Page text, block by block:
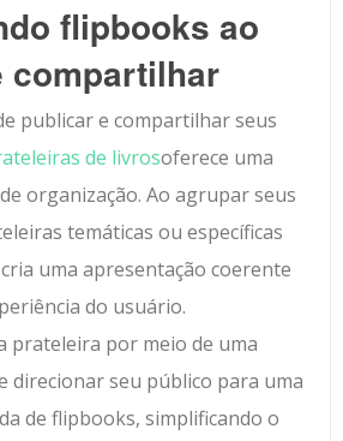
flipbooks ao
compartilhar
publicar e compartilhar seus
de livrosoferece uma
organização. Ao agrupar seus
temáticas ou específicas
uma apresentação coerente
do usuário.
prateleira por meio de uma
direcionar seu público para uma
de flipbooks, simplificando o